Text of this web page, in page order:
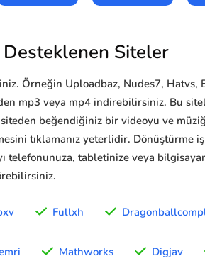
Siteler
Örneğin Uploadbaz, Nudes7, Hatvs,
mp3 veya mp4 indirebilirsiniz. Bu
beğendiğiniz bir videoyu ve
tıklamanız yeterlidir. Dönüştürme
tabletinize veya
Fullxh
Mathworks Digjav